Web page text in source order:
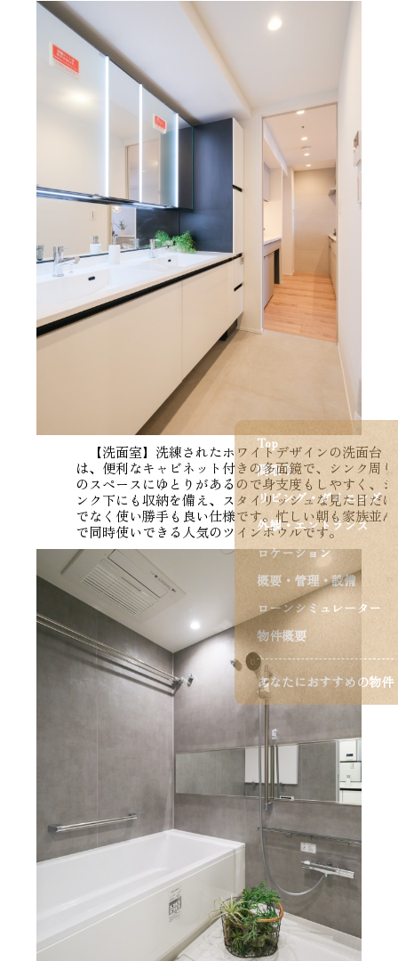
Top
間取り
リビング・ダイニング
外観・エントランス
ロケーション
概要・管理・設備
ローンシミュレーター
物件概要
あなたにおすすめの物件
【洗面室】洗練されたホワイトデザインの洗面台
は、便利なキャビネット付きの多面鏡で、シンク周り
のスペースにゆとりがあるので身支度もしやすく、シ
ンク下にも収納を備え、スタイリッシュな見た目だけ
でなく使い勝手も良い仕様です。忙しい朝も家族並ん
で同時使いできる人気のツインボウルです。